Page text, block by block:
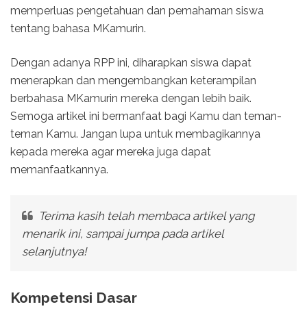
memperluas pengetahuan dan pemahaman siswa
tentang bahasa MKamurin.
Dengan adanya RPP ini, diharapkan siswa dapat
menerapkan dan mengembangkan keterampilan
berbahasa MKamurin mereka dengan lebih baik.
Semoga artikel ini bermanfaat bagi Kamu dan teman-
teman Kamu. Jangan lupa untuk membagikannya
kepada mereka agar mereka juga dapat
memanfaatkannya.
Terima kasih telah membaca artikel yang
menarik ini, sampai jumpa pada artikel
selanjutnya!
Kompetensi Dasar